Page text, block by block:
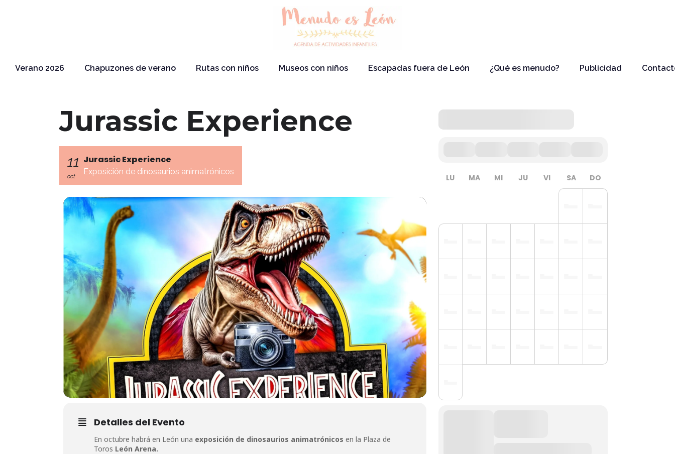
Verano 2026 Chapuzones de verano Rutas con niños Museos con niños Escapadas fuera de León ¿Qué es menudo? Publicidad
Jurassic Experience
11
oct
Jurassic Experience
Exposición de dinosaurios animatrónicos
Detalles del Evento
En octubre habrá en León una exposición de dinosaurios animatrónicos en la Plaza de
Toros León Arena.
LU MA MI JU VI SA DO